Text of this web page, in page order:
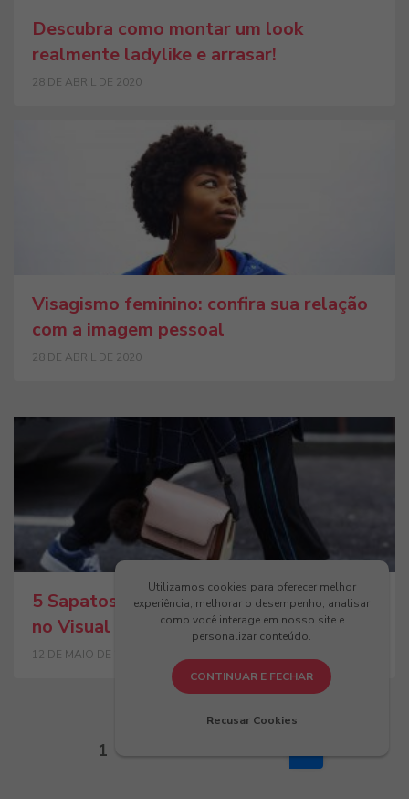
Descubra como montar um look
realmente ladylike e arrasar!
28 DE ABRIL DE 2020
Visagismo feminino: confira sua relação
com a imagem pessoal
28 DE ABRIL DE 2020
5 Sapatos Atemporais para Dar um Up
no Visual
12 DE MAIO DE 2019
1 5
Utilizamos cookies para oferecer melhor
experiência, melhorar o desempenho, analisar
como você interage em nosso site e
personalizar conteúdo.
CONTINUAR E FECHAR
Recusar Cookies